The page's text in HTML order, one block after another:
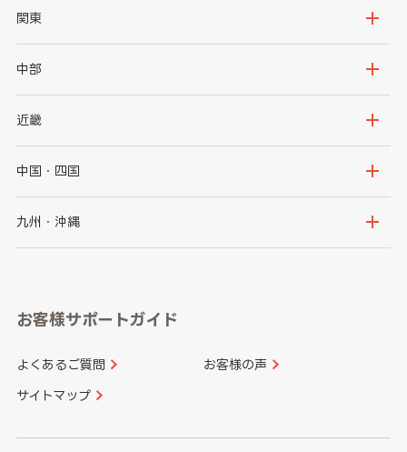
北海道
岩手県
秋田県
関東
茨城県
群馬県
千葉県
中部
新潟県
石川県
山梨県
愛知県
近畿
大阪府
京都府
和歌山県
中国・四国
鳥取県
山口県
香川県 愛媛県
九州・沖縄
長崎県
大分県 宮崎県
お客様サポートガイド
よくあるご質問 お客様の声
サイトマップ